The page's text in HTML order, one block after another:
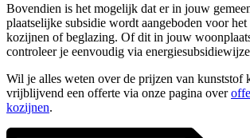
Bovendien is het mogelijk dat er in jouw
plaatselijke subsidie wordt aangeboden voor
kozijnen of beglazing. Of dit in jouw
controleer je eenvoudig via
Wil je alles weten over de prijzen van kunststof
vrijblijvend een offerte via onze pagina over
kozijnen.